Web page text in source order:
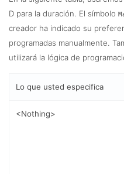
D para la duración. El símbolo
creador ha indicado su
programadas manualmente.
utilizará la lógica de
Lo que usted especifica
<Nothing>